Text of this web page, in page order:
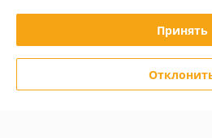
График работы
Полная версия сайта
Политика обработки cookies
Принять